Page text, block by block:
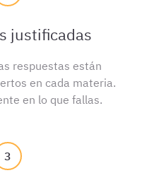
justificadas
respuestas están
en cada materia.
en lo que fallas.
3